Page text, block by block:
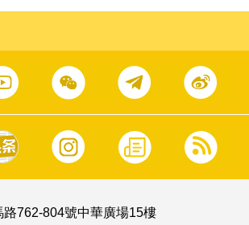
路762-804號中華廣場15樓